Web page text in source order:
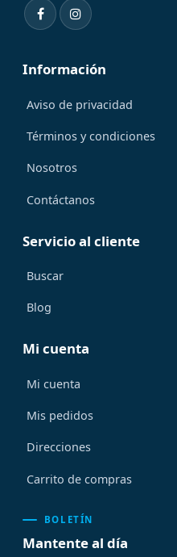
Información
Aviso de privacidad
Términos y condiciones
Nosotros
Contáctanos
Servicio al cliente
Buscar
Blog
Mi cuenta
Mi cuenta
Mis pedidos
Direcciones
Carrito de compras
BOLETÍN
Mantente al día